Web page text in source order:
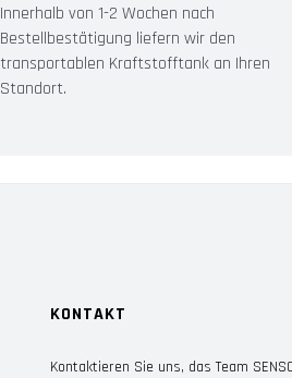
Innerhalb von 1-2 Wochen nach
Bestellbestätigung liefern wir den
transportablen Kraftstofftank an Ihren
Standort.
KONTAKT
Kontaktieren Sie uns, das Team